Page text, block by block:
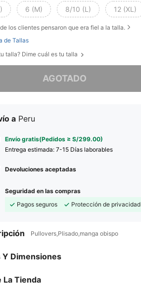
6 (M) 8/10 (L) 12 (XL)
de los clientes pensaron que era fiel a la talla.
de Tallas
talla? Dime cuál es tu talla
AGOTADO
este producto está agotado.
a Peru
Envío gratis(Pedidos ≥ S/299.00)
Entrega estimada: 7-15 Días laborables
Devoluciones aceptadas
Seguridad en las compras
Pagos seguros
Protección de privacidad
Pullovers,Plisado,manga obispo
Y Dimensiones
La Tienda